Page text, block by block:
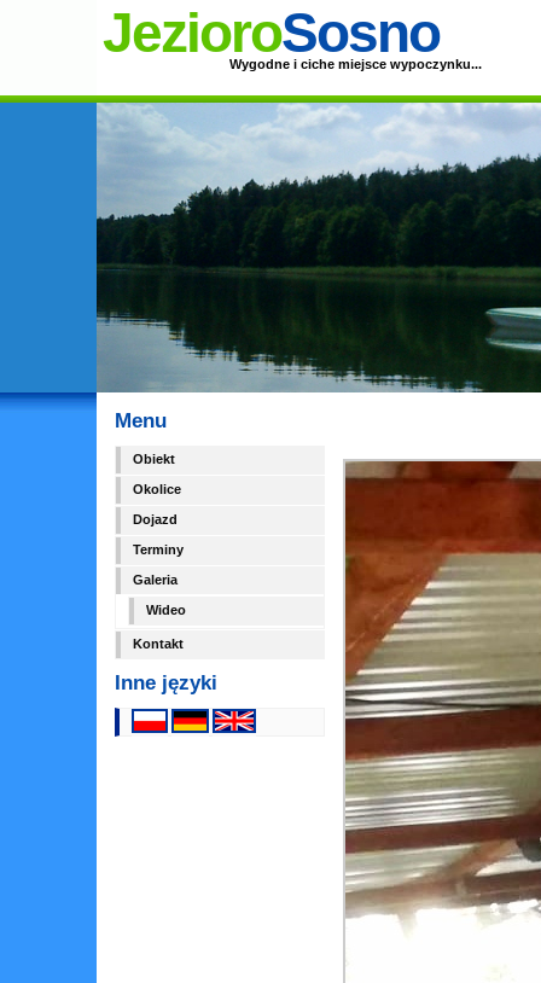
JezioroSosno
Wygodne i ciche miejsce wypoczynku...
Menu
Obiekt
Okolice
Dojazd
Terminy
Galeria
Wideo
Kontakt
Inne języki